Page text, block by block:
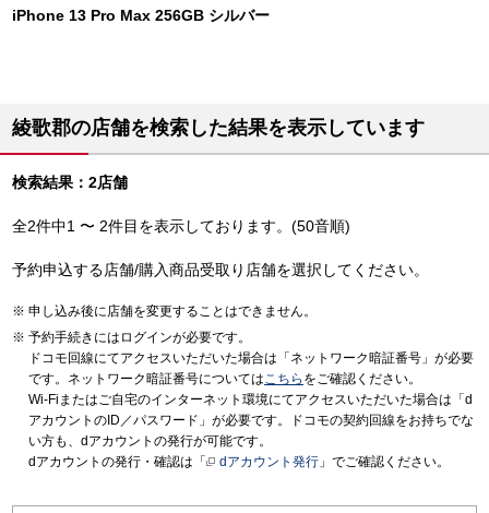
iPhone 13 Pro Max 256GB シルバー
綾歌郡の店舗を検索した結果を表示しています
検索結果：2店舗
全2件中1 〜 2件目を表示しております。(50音順)
予約申込する店舗/購入商品受取り店舗を選択してください。
申し込み後に店舗を変更することはできません。
予約手続きにはログインが必要です。
ドコモ回線にてアクセスいただいた場合は「ネットワーク暗証番号」が必要
です。ネットワーク暗証番号についてはこちら をご確認ください。
Wi-Fiまたはご自宅のインターネット環境にてアクセスいただいた場合は「d
アカウントのID／パスワード」が必要です。ドコモの契約回線をお持ちでな
い方も、dアカウントの発行が可能です。
dアカウントの発行・確認は「
dアカウント発行 」でご確認ください。